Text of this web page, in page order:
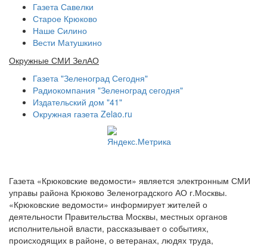
Газета Савелки
Старое Крюково
Наше Силино
Вести Матушкино
Окружные СМИ ЗелАО
Газета "Зеленоград Сегодня"
Радиокомпания "Зеленоград сегодня"
Издательский дом "41"
Окружная газета Zelao.ru
Газета «Крюковские ведомости» является электронным СМИ
управы района Крюково Зеленоградского АО г.Москвы.
«Крюковские ведомости» информирует жителей о
деятельности Правительства Москвы, местных органов
исполнительной власти, рассказывает о событиях,
происходящих в районе, о ветеранах, людях труда,